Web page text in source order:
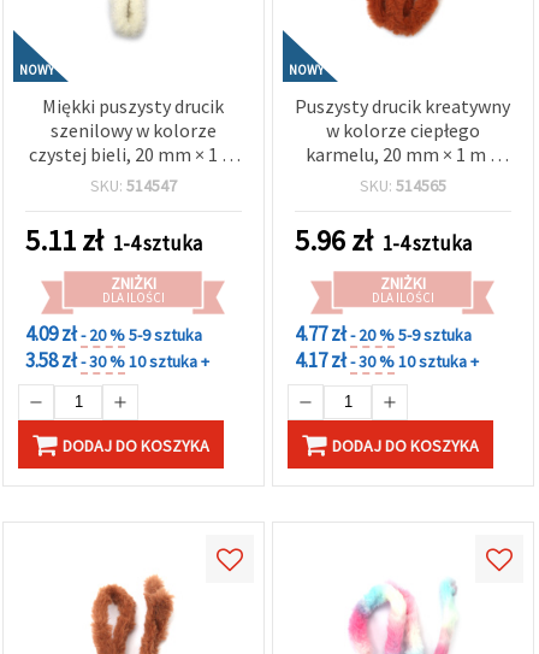
NOWY
Miękki puszysty drucik
szenilowy w kolorze
czystej bieli, 20 mm × 1 m
– idealny do rękodzieła,
projektów DIY
SKU: 514547
5.11zł 1-4 sztuka
ZNIŻKI
DLA ILOŚCI
4.09 zł- 20 %5-9 sztuka
3.58 zł- 30 %10 sztuka +
DODAJ DO KOSZYKA
NOWY
Puszysty drucik kreatywny
w kolorze ciepłego
karmelu, 20 mm × 1 m –
idealny do eleganckich
kreatywnych projektów
DIY
SKU: 514565
5.96zł 1-4 sztuka
ZNIŻKI
DLA ILOŚCI
4.77 zł- 20 %5-9 sztuka
4.17 zł- 30 %10 sztuka +
DODAJ DO KOSZYKA